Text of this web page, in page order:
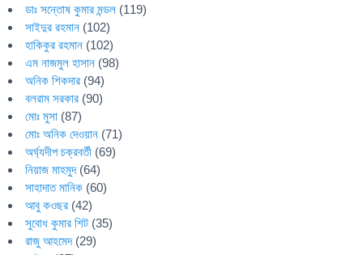
ডাঃ সন্তোষ কুমার মন্ডল (119)
সাইদুর রহমান (102)
হাকিকুর রহমান (102)
এম নাজমুল হাসান (98)
অনিক শিকদার (94)
বলরাম সরকার (90)
মোঃ মুসা (87)
মোঃ অনিক দেওয়ান (71)
অর্ঘ্যদীপ চক্রবর্তী (69)
নিয়াজ মাহমুদ(64)
সাহাদাত মানিক (60)
আবু কওছর (42)
সুবোধ কুমার শিট (35)
রাজু আহমেদ(29)